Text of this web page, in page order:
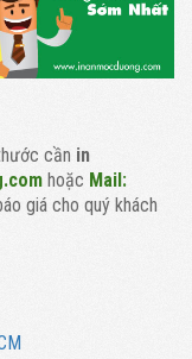
cần in
hoặc Mail:
giá cho quý khách